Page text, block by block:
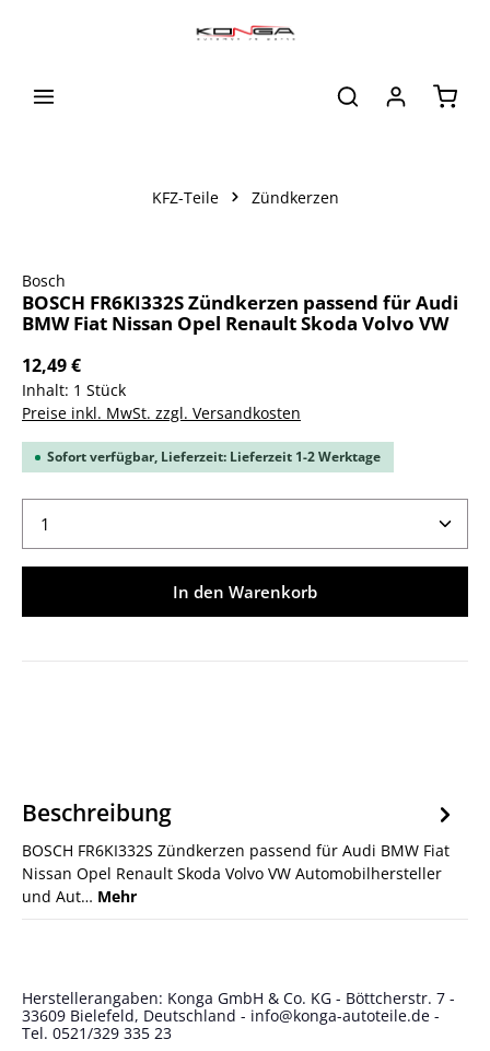
KFZ-Teile Zündkerzen
Bosch
BOSCH FR6KI332S Zündkerzen passend für Audi
BMW Fiat Nissan Opel Renault Skoda Volvo VW
12,49 €
Inhalt: 1 Stück
Preise inkl. MwSt. zzgl. Versandkosten
Sofort verfügbar, Lieferzeit: Lieferzeit 1-2 Werktage
Produkt Anzahl: Gib den gewünschten Wert ein
In den Warenkorb
Beschreibung
BOSCH FR6KI332S Zündkerzen passend für Audi BMW Fiat
Nissan Opel Renault Skoda Volvo VW Automobilhersteller
und Aut… Mehr
Herstellerangaben: Konga GmbH & Co. KG - Böttcherstr. 7 -
33609 Bielefeld, Deutschland - info@konga-autoteile.de -
Tel. 0521/329 335 23